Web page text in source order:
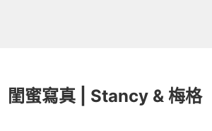
閨蜜寫真 | Stancy & 梅格